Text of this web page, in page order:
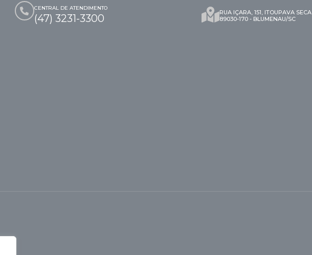
CENTRAL DE ATENDIMENTO
(47) 3231-3300
RUA IÇARA, 151, ITOUPAVA SECA
89030-170 - BLUMENAU/SC